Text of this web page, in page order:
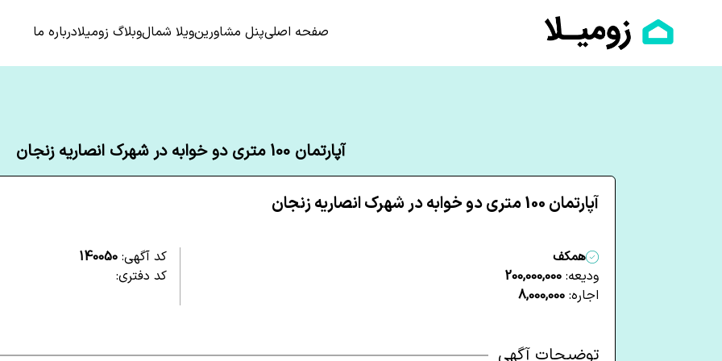
صفحه اصلیپنل مشاورینویلا شمالوبلاگ زومیلادرباره ما
آپارتمان 100 متری دو خوابه در شهرک انصاریه زنجان
آپارتمان 100 متری دو خوابه در شهرک انصاریه زنجان
همکف
ودیعه: 200,000,000
اجاره: 8,000,000
کد آگهی: 140050
کد دفتری:
توضیحات آگهی